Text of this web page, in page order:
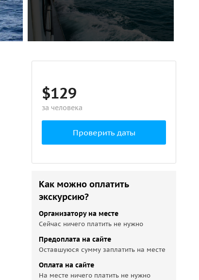
$129
за человека
Проверить даты
Как можно оплатить
экскурсию?
Организатору на месте
Сейчас ничего платить не нужно
Предоплата на сайте
Оставшуюся сумму заплатить на месте
Оплата на сайте
На месте ничего платить не нужно